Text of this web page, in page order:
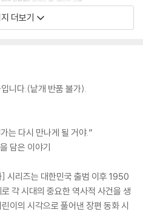
더보기
니다.(낱개 반품 불가).
는 다시 만나게 될 거야.”
담은 이야기
시리즈는 대한민국 출범 이후 1950
각 시대의 중요한 역사적 사건을 생
이의 시각으로 풀어낸 장편 동화 시